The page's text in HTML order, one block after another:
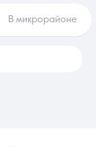
В микрорайоне